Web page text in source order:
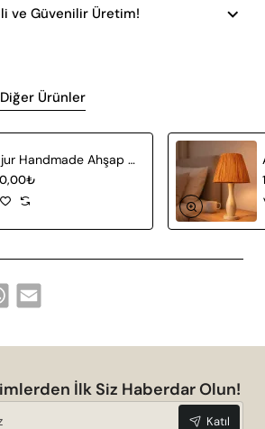
ve Güvenilir Üretim!
Ürünler
Abajur Handmade Ahşap - Bellora
WhatsApp
Email
İlk Siz Haberdar Olun!
Katıl